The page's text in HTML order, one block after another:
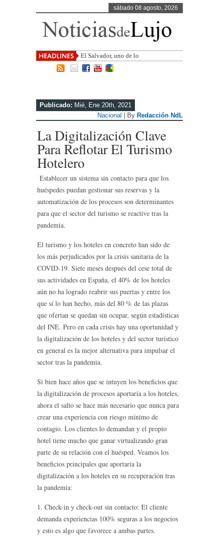
sábado 08 agosto, 2026
El Salvador, uno de los destinos con
mayor proyección de
Publicado: Mié, Ene 20th, 2021
Nacional
| By Redacción NdL
La Digitalización Clave
Para Reflotar El Turismo
Hotelero
Establecer un sistema sin contacto para que los
huéspedes puedan gestionar sus reservas y la
automatización de los procesos son determinantes
para que el sector del turismo se reactive tras la
pandemia.
El turismo y los hoteles en concreto han sido de
los más perjudicados por la crisis sanitaria de la
COVID-19. Siete meses después del cese total de
sus actividades en España, el 40% de los hoteles
aún no ha logrado reabrir sus puertas y entre los
que sí lo han hecho, más del 80 % de las plazas
que ofertan se quedan sin ocupar, según estadísticas
del INE. Pero en cada crisis hay una oportunidad y
la digitalización de los hoteles y del sector turístico
en general es la mejor alternativa para impulsar el
sector tras la pandemia.
Si bien hace años que se intuyen los beneficios que
la digitalización de procesos aportaría a los hoteles,
ahora el salto se hace más necesario que nunca para
crear una experiencia con riesgo mínimo de
contagio. Los clientes lo demandan y el propio
hotel tiene mucho que ganar virtualizando gran
parte de su relación con el huésped. Veamos los
beneficios principales que aportaría la
digitalización a los hoteles en su recuperación tras
la pandemia:
1. Check-in y check-out sin contacto: El cliente
demanda experiencias 100% seguras a los negocios
y esto es algo que favorece a ambas partes.